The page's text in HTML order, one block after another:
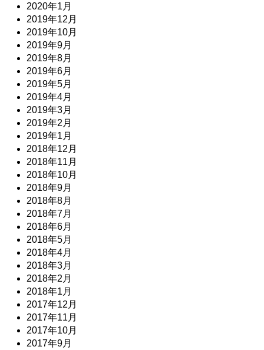
2020年1月
2019年12月
2019年10月
2019年9月
2019年8月
2019年6月
2019年5月
2019年4月
2019年3月
2019年2月
2019年1月
2018年12月
2018年11月
2018年10月
2018年9月
2018年8月
2018年7月
2018年6月
2018年5月
2018年4月
2018年3月
2018年2月
2018年1月
2017年12月
2017年11月
2017年10月
2017年9月